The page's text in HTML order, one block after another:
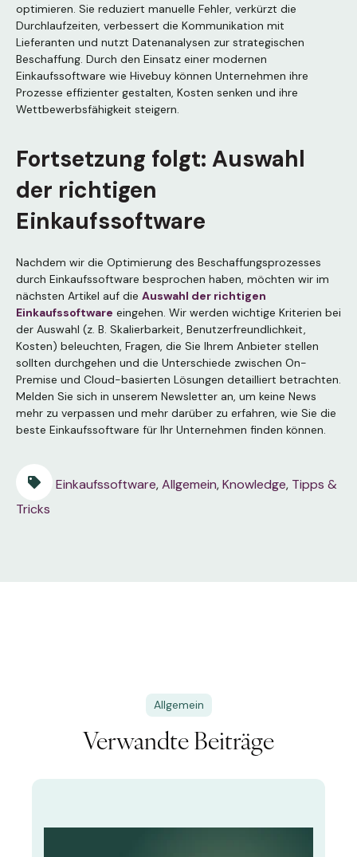
optimieren. Sie reduziert manuelle Fehler, verkürzt die
Durchlaufzeiten, verbessert die Kommunikation mit
Lieferanten und nutzt Datenanalysen zur strategischen
Beschaffung. Durch den Einsatz einer modernen
Einkaufssoftware wie Hivebuy können Unternehmen ihre
Prozesse effizienter gestalten, Kosten senken und ihre
Wettbewerbsfähigkeit steigern.
Fortsetzung folgt: Auswahl
der richtigen
Einkaufssoftware
Nachdem wir die Optimierung des Beschaffungsprozesses
durch Einkaufssoftware besprochen haben, möchten wir im
nächsten Artikel auf die Auswahl der richtigen
Einkaufssoftware eingehen. Wir werden wichtige Kriterien bei
der Auswahl (z. B. Skalierbarkeit, Benutzerfreundlichkeit,
Kosten) beleuchten, Fragen, die Sie Ihrem Anbieter stellen
sollten durchgehen und die Unterschiede zwischen On-
Premise und Cloud-basierten Lösungen detailliert betrachten.
Melden Sie sich in unserem Newsletter an, um keine News
mehr zu verpassen und mehr darüber zu erfahren, wie Sie die
beste Einkaufssoftware für Ihr Unternehmen finden können.
Einkaufssoftware,Allgemein,Knowledge, Tipps &
Tricks
Allgemein
Verwandte Beiträge